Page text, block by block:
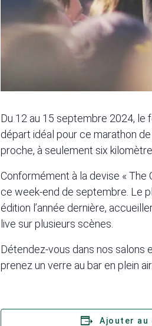
Du 12 au 15 septembre 2024, le
départ idéal pour ce marathon
proche, à seulement six
Conformément à la devise « The
ce week-end de septembre. Le
édition l’année dernière,
live sur plusieurs scènes.
Détendez-vous dans nos salons
prenez un verre au bar en plein air.
Ajouter au